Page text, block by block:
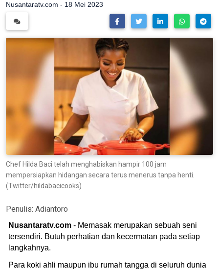
Nusantaratv.com - 18 Mei 2023
Chef Hilda Baci telah menghabiskan hampir 100 jam
mempersiapkan hidangan secara terus menerus tanpa henti.
(Twitter/hildabacicooks)
Penulis: Adiantoro
Nusantaratv.com - Memasak merupakan sebuah seni
tersendiri. Butuh perhatian dan kecermatan pada setiap
langkahnya.
Para koki ahli maupun ibu rumah tangga di seluruh dunia